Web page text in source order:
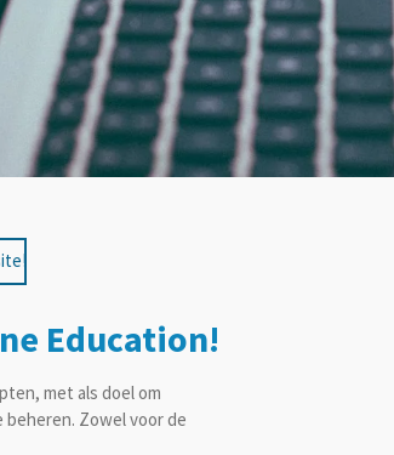
Education!
met als doel om
Zowel voor de